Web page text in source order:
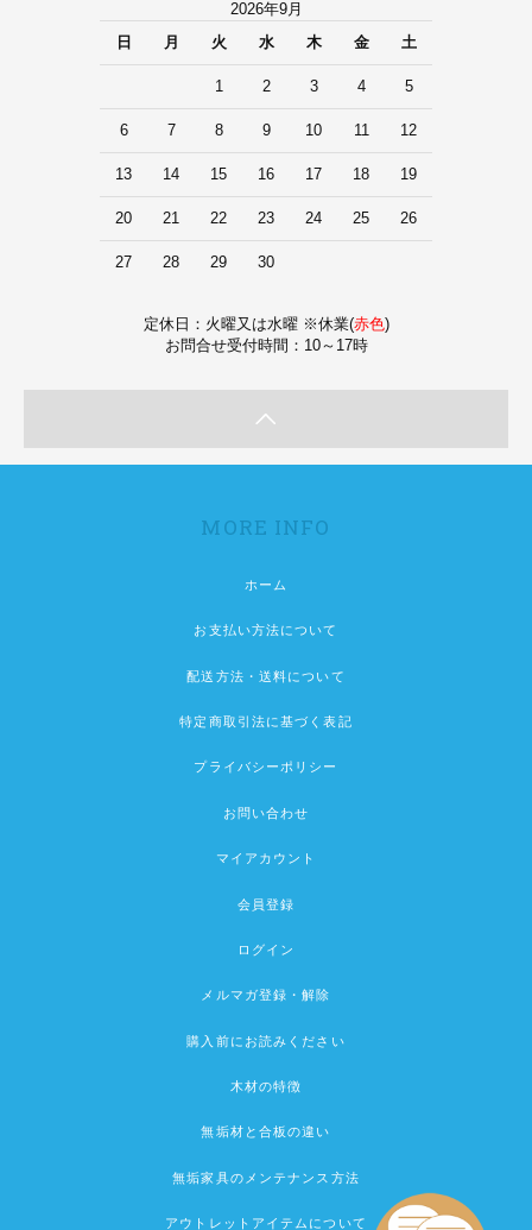
2026年9月
日
月 火 水 木 金 土
1 2 3 4 5
6 7 8 9 10 11 12
13 14 15 16 17 18 19
20 21 22 23 24 25 26
27 28 29 30
定休日：火曜又は水曜 ※休業(赤色)
お問合せ受付時間：10～17時
MORE INFO
ホーム
お支払い方法について
配送方法・送料について
特定商取引法に基づく表記
プライバシーポリシー
お問い合わせ
マイアカウント
会員登録
ログイン
メルマガ登録・解除
購入前にお読みください
木材の特徴
無垢材と合板の違い
無垢家具のメンテナンス方法
アウトレットアイテムについて